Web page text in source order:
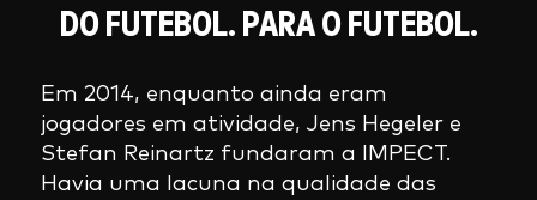
DO FUTEBOL. PARA O FUTEBOL.
Em 2014, enquanto ainda eram
jogadores em atividade, Jens Hegeler e
Stefan Reinartz fundaram a IMPECT.
Havia uma lacuna na qualidade das